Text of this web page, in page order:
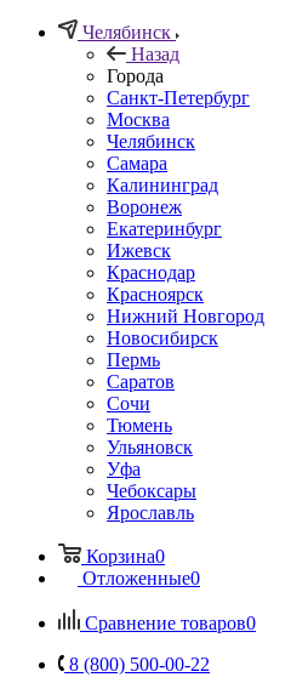
Челябинск
Назад
Города
Санкт-Петербург
Москва
Челябинск
Самара
Калининград
Воронеж
Екатеринбург
Ижевск
Краснодар
Красноярск
Нижний Новгород
Новосибирск
Пермь
Саратов
Сочи
Тюмень
Ульяновск
Уфа
Чебоксары
Ярославль
Корзина0
Отложенные0
Сравнение товаров0
8 (800) 500-00-22